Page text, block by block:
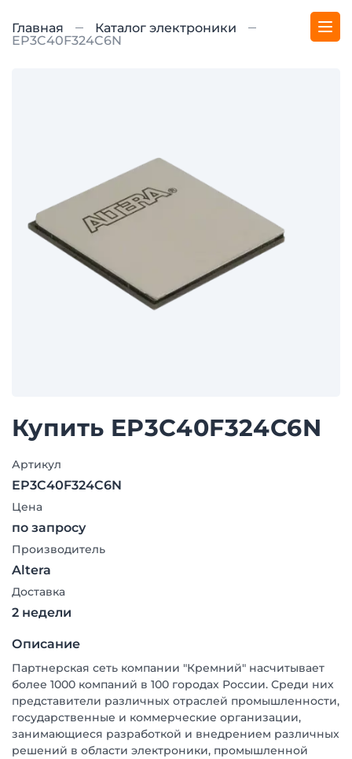
Главная
Каталог электроники
EP3C40F324C6N
Купить EP3C40F324C6N
Артикул
EP3C40F324C6N
Цена
по запросу
Производитель
Altera
Доставка
2 недели
Описание
Партнерская сеть компании "Кремний" насчитывает
более 1000 компаний в 100 городах России. Среди них
представители различных отраслей промышленности,
государственные и коммерческие организации,
занимающиеся разработкой и внедрением различных
решений в области электроники, промышленной